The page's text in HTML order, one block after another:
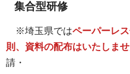
集合型研修
※埼玉県ではペーパーレ
則、資料の配布はいたしま
請・